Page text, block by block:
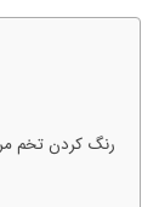
رنگ کردن تخم